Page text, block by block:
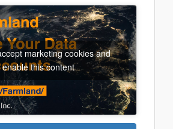
marketing cookies and
enable this content